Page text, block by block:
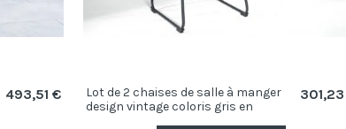
493,51 €
Lot de 2 chaises de salle à manger
design vintage coloris gris en